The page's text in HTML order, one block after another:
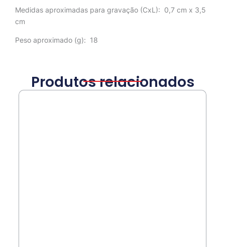
Medidas aproximadas para gravação (CxL): 0,7 cm x 3,5
cm
Peso aproximado (g): 18
Produtos relacionados